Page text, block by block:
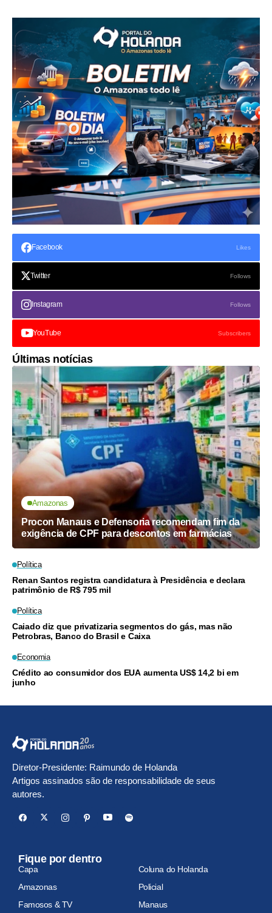
Facebook Likes
Twitter Follows
Instagram Follows
YouTube Subscribers
Últimas notícias
Amazonas
Procon Manaus e Defensoria recomendam fim da
exigência de CPF para descontos em farmácias
Política
Renan Santos registra candidatura à Presidência e declara
patrimônio de R$ 795 mil
Política
Caiado diz que privatizaria segmentos do gás, mas não
Petrobras, Banco do Brasil e Caixa
Economia
Crédito ao consumidor dos EUA aumenta US$ 14,2 bi em
junho
Diretor-Presidente: Raimundo de Holanda
Artigos assinados são de responsabilidade de seus
autores.
Fique por dentro
Capa
Coluna do Holanda
Amazonas
Policial
Famosos & TV
Manaus